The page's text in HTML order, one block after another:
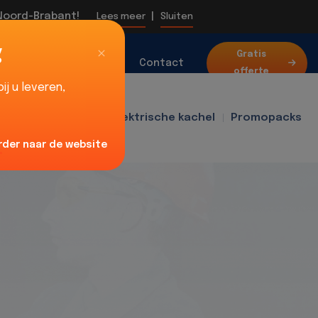
Brabant! Lees meer Sluiten
Contact
Gratis
offerte
Elektrische kachel Promopacks
u leveren,
naar de website